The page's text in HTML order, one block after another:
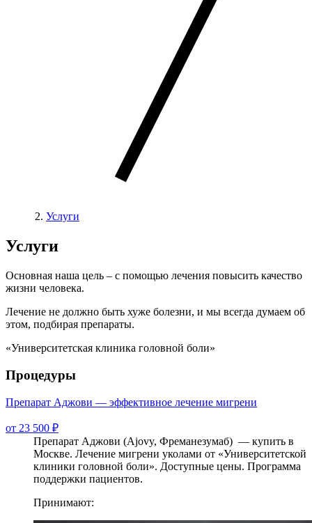
Услуги
Услуги
Основная наша цель – с помощью лечения повысить качество
жизни человека.
Лечение не должно быть хуже болезни, и мы всегда думаем об
этом, подбирая препараты.
«Университетская клиника головной боли»
Процедуры
Препарат Аджови — эффективное лечение мигрени
от 23 500 ₽
Препарат Аджови (Ajovy, Фреманезумаб) — купить в
Москве. Лечение мигрени уколами от «Университетской
клиники головной боли». Доступные цены. Программа
поддержки пациентов.
Принимают: